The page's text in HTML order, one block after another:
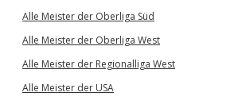
Alle Meister der Oberliga Süd
Alle Meister der Oberliga West
Alle Meister der Regionalliga West
Alle Meister der USA